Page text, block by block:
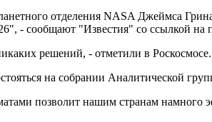
отделения NASA Джеймса
- сообщают "Известия" со ссылкой на
решений, - отметили в
на собрании Аналитической
позволит нашим странам намного